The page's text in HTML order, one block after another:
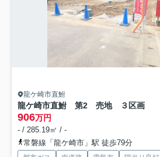
龍ケ崎市直鮒
龍ケ崎市直鮒 第2 売地 ３区画
906万円
- / 285.19㎡ / -
常磐線「龍ケ崎市」駅 徒歩79分